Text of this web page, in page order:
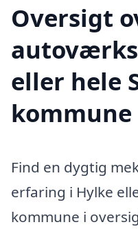
Oversigt
eller hele
kommune
Find en dygtig
erfaring i Hylke
kommune i